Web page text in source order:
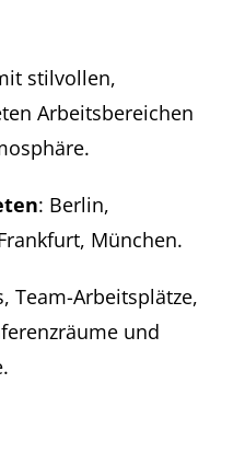
stilvollen,
Arbeitsbereichen
: Berlin,
München.
Team-Arbeitsplätze,
und